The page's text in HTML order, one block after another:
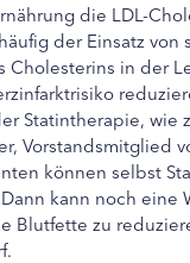
die LDL-
der Einsatz
Cholesterins in der
Statintherapie, wie
Vorstandsmitglied
können selbst
kann noch
Blutfette zu